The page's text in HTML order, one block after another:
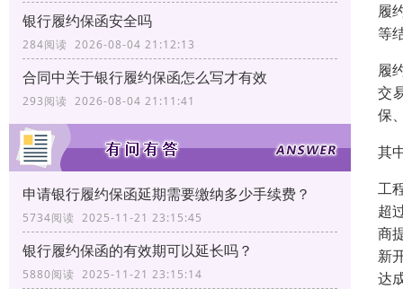
银行履约保函安全吗
284阅读 2026-08-04 21:12:13
合同中关于银行履约保函怎么写才有效
293阅读 2026-08-04 21:11:41
申请银行履约保函延期需要缴纳多少手续费？
5734阅读 2025-11-21 23:15:45
银行履约保函的有效期可以延长吗？
5880阅读 2025-11-21 23:15:14
履
等
履
交
保
其
工
超
商
新
达